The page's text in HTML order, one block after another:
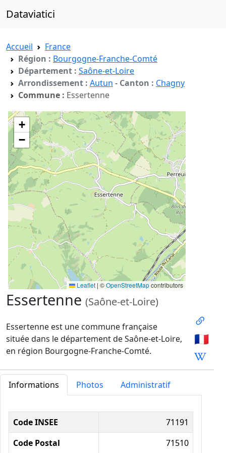
Dataviatici
Accueil
France
Région : Bourgogne-Franche-Comté
Département : Saône-et-Loire
Arrondissement : Autun - Canton : Chagny
Commune : Essertenne
+
−
Leaflet | ©OpenStreetMapcontributors
Essertenne (Saône-et-Loire)
Essertenne est une commune française
située dans le département de Saône-et-Loire,
en région Bourgogne-Franche-Comté.
🇫🇷
Informations Photos Administratif
Informations administratives
Code INSEE
71191
Code Postal
71510